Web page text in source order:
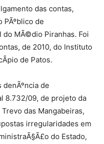
das contas,
PÃºblico de
do MÃ©dio Piranhas. Foi
de 2010, do Instituto
de Patos.
de
8.732/09, de projeto da
das Mangabeiras,
irregularidades em
do Estado,